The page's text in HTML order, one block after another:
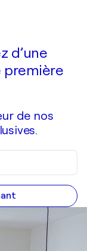
d’une
première
de nos